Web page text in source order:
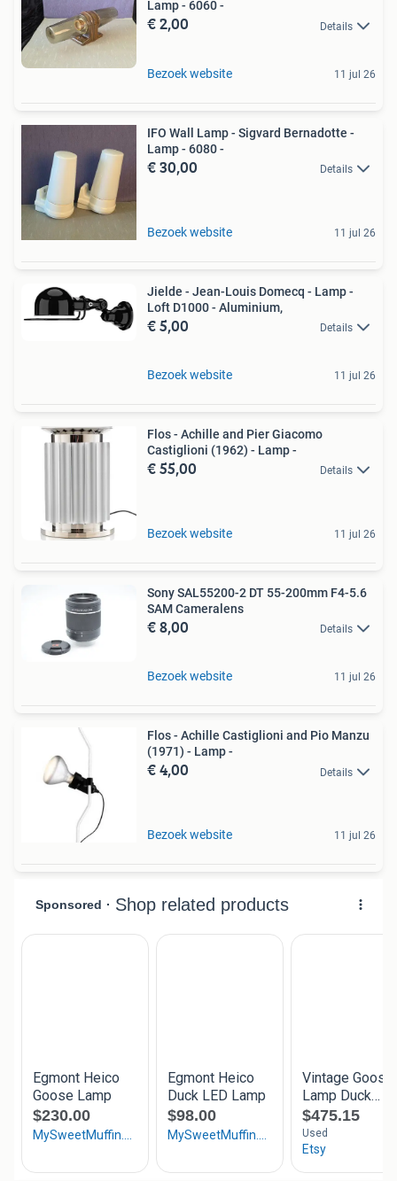
Lamp - 6060 -
€ 2,00 Details
Bezoek website 11 jul 26
IFO Wall Lamp - Sigvard Bernadotte -
Lamp - 6080 -
€ 30,00 Details
Bezoek website 11 jul 26
Jielde - Jean-Louis Domecq - Lamp -
Loft D1000 - Aluminium,
€ 5,00 Details
Bezoek website 11 jul 26
Flos - Achille and Pier Giacomo
Castiglioni (1962) - Lamp -
€ 55,00 Details
Bezoek website 11 jul 26
Sony SAL55200-2 DT 55-200mm F4-5.6
SAM Cameralens
€ 8,00 Details
Bezoek website 11 jul 26
Flos - Achille Castiglioni and Pio Manzu
(1971) - Lamp -
€ 4,00 Details
Bezoek website 11 jul 26